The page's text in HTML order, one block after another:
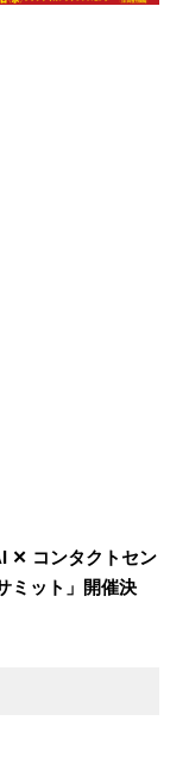
✕ コンタクトセン
ミット」開催決